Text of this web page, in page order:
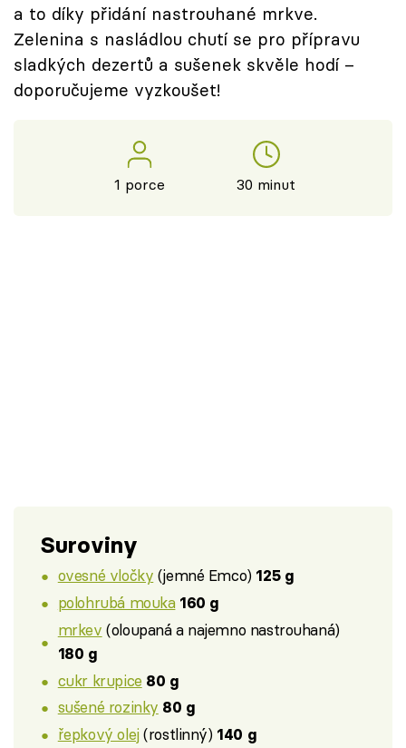
Přihlášení
Sledujte nás
a to díky přidání nastrouhané mrkve.
Zelenina s nasládlou chutí se pro přípravu
sladkých dezertů a sušenek skvěle hodí –
doporučujeme vyzkoušet!
1 porce 30 minut
Suroviny
ovesné vločky (jemné Emco) 125 g
polohrubá mouka 160 g
mrkev (oloupaná a najemno nastrouhaná)
180 g
cukr krupice 80 g
sušené rozinky 80 g
řepkový olej(rostlinný) 140 g